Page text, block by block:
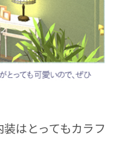
はとってもカラフ